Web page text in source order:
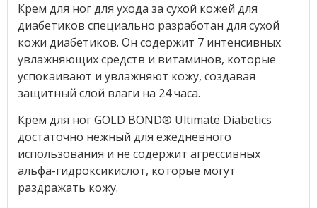
Крем для ног для ухода за сухой кожей для
диабетиков специально разработан для сухой
кожи диабетиков. Он содержит 7 интенсивных
увлажняющих средств и витаминов, которые
успокаивают и увлажняют кожу, создавая
защитный слой влаги на 24 часа.
Крем для ног GOLD BOND® Ultimate Diabetics
достаточно нежный для ежедневного
использования и не содержит агрессивных
альфа-гидроксикислот, которые могут
раздражать кожу.